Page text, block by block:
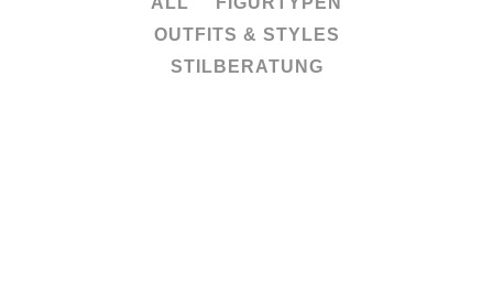
OUTFITS & STYLES
STILBERATUNG